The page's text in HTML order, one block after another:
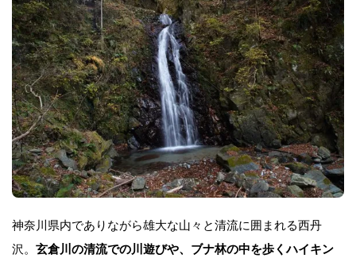
神奈川県内でありながら雄大な山々と清流に囲まれる西丹
沢。 玄倉川の清流での川遊びや、ブナ林の中を歩くハイキン